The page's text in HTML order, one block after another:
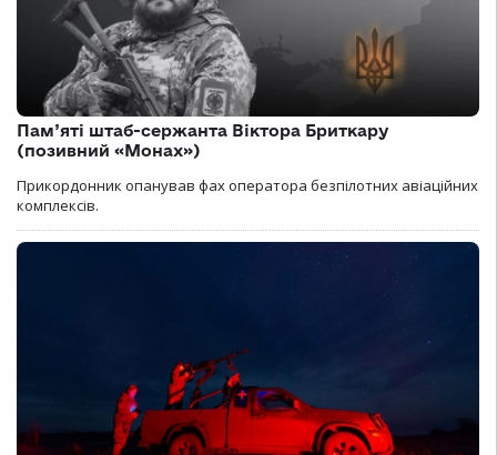
Пам’яті штаб-сержанта Віктора Бриткару
(позивний «Монах»)
Прикордонник опанував фах оператора безпілотних авіаційних
комплексів.